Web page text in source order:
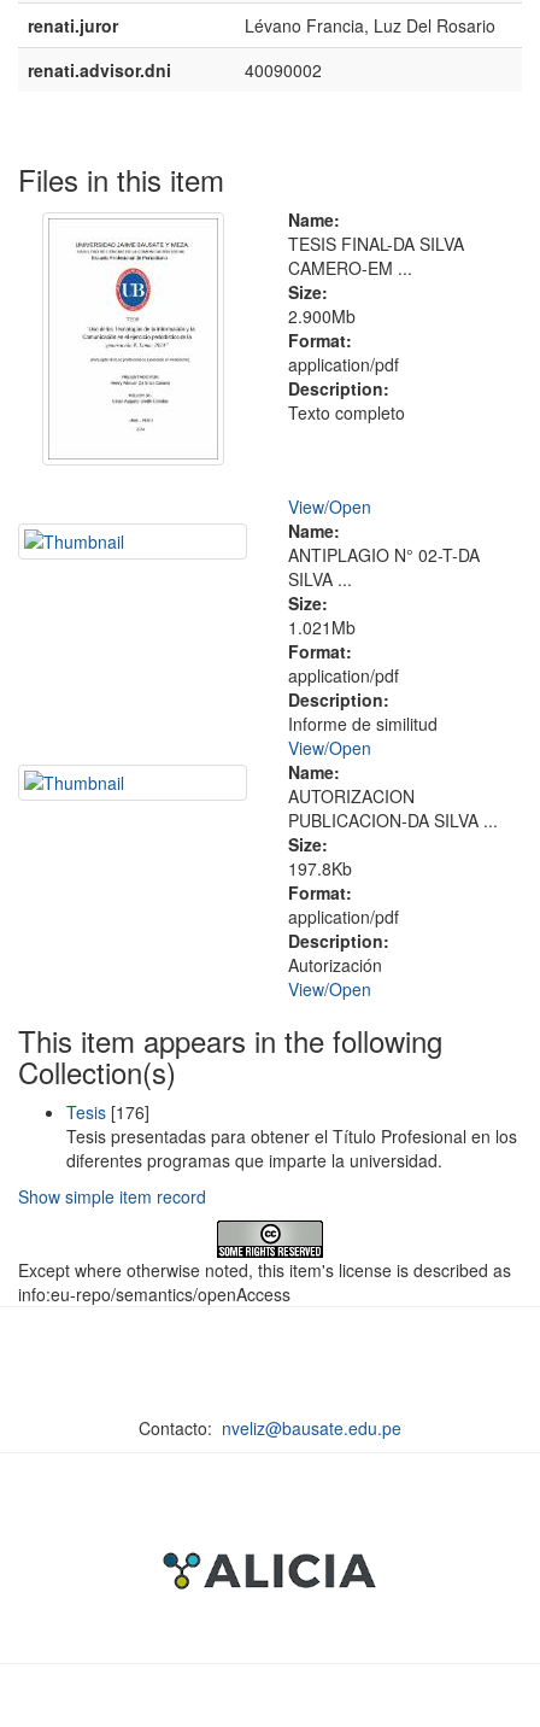
renati.juror
Lévano Francia, Luz Del Rosario
renati.advisor.dni
40090002
Files in this item
Name:
TESIS FINAL-DA SILVA
CAMERO-EM ...
Size:
2.900Mb
Format:
application/pdf
Description:
Texto completo
View/Open
Name:
ANTIPLAGIO N° 02-T-DA
SILVA ...
Size:
1.021Mb
Format:
application/pdf
Description:
Informe de similitud
View/Open
Name:
AUTORIZACION
PUBLICACION-DA SILVA ...
Size:
197.8Kb
Format:
application/pdf
Description:
Autorización
View/Open
This item appears in the following
Collection(s)
Tesis [176]
Tesis presentadas para obtener el Título Profesional en los
diferentes programas que imparte la universidad.
Show simple item record
Except where otherwise noted, this item's license is described as
info:eu-repo/semantics/openAccess
Contacto: nveliz@bausate.edu.pe